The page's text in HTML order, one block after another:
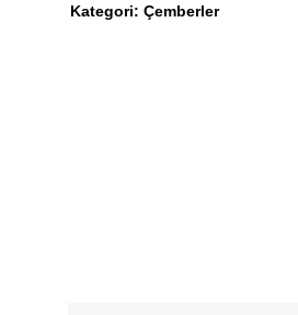
Kategori:Çemberler